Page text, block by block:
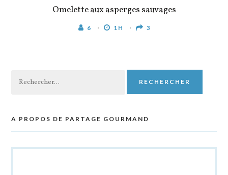
Omelette aux asperges sauvages
6 1H 3
A PROPOS DE PARTAGE GOURMAND